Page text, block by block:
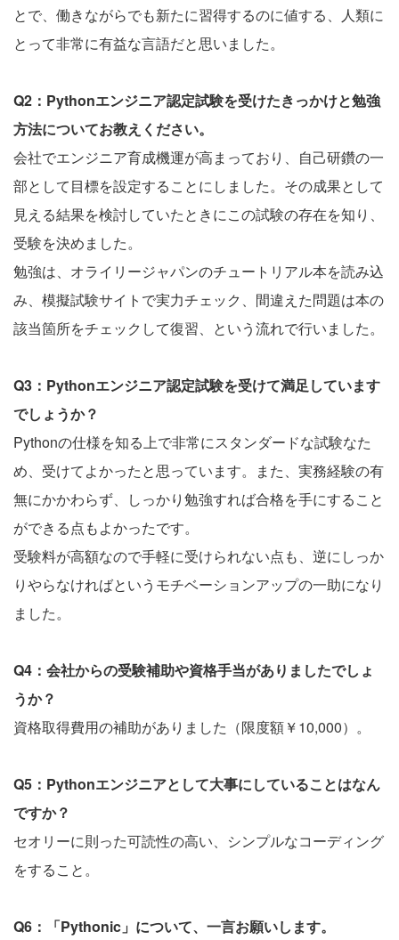
とで、働きながらでも新たに習得するのに値する、人類に
とって非常に有益な言語だと思いました。
Q2：Pythonエンジニア認定試験を受けたきっかけと勉強
方法についてお教えください。
会社でエンジニア育成機運が高まっており、自己研鑽の一
部として目標を設定することにしました。その成果として
見える結果を検討していたときにこの試験の存在を知り、
受験を決めました。
勉強は、オライリージャパンのチュートリアル本を読み込
み、模擬試験サイトで実力チェック、間違えた問題は本の
該当箇所をチェックして復習、という流れで行いました。
Q3：Pythonエンジニア認定試験を受けて満足しています
でしょうか？
Pythonの仕様を知る上で非常にスタンダードな試験なた
め、受けてよかったと思っています。また、実務経験の有
無にかかわらず、しっかり勉強すれば合格を手にすること
ができる点もよかったです。
受験料が高額なので手軽に受けられない点も、逆にしっか
りやらなければというモチベーションアップの一助になり
ました。
Q4：会社からの受験補助や資格手当がありましたでしょ
うか？
資格取得費用の補助がありました（限度額￥10,000）。
Q5：Pythonエンジニアとして大事にしていることはなん
ですか？
セオリーに則った可読性の高い、シンプルなコーディング
をすること。
Q6：「Pythonic」について、一言お願いします。